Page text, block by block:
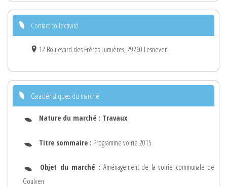
Contact collectivité
12 Boulevard des Frères Lumières, 29260 Lesneven
Caractéristiques du marché
Nature du marché : Travaux
Titre sommaire : Programme voirie 2015
Objet du marché :Aménagement de la voirie communale de
Goulven